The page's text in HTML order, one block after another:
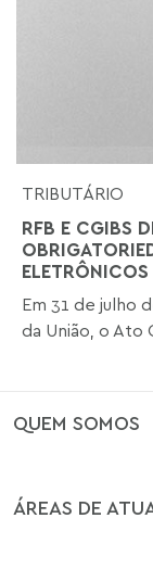
TRIBUTÁRIO
RFB E CGIBS
Em 31 de julho
da União, o Ato
QUEM SOMOS
ÁREAS DE